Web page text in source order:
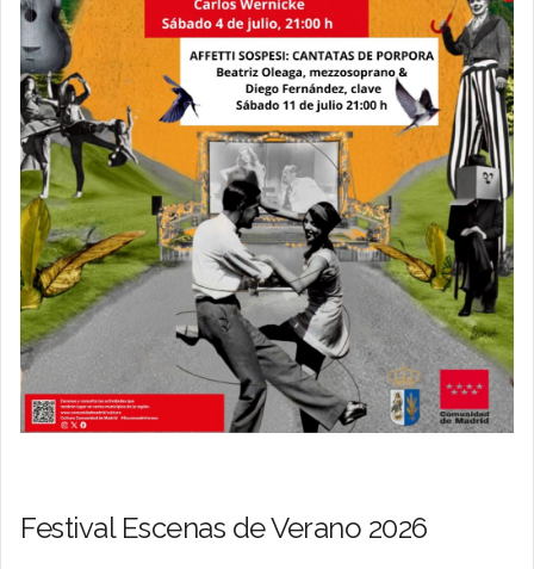
Festival Escenas de Verano 2026